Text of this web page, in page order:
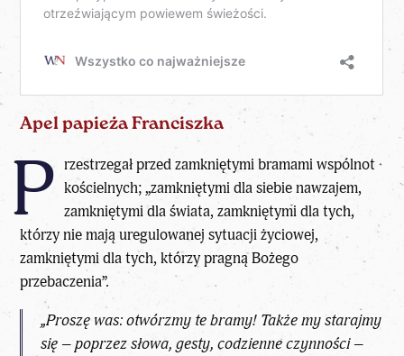
Apel papieża Franciszka
P rzestrzegał przed zamkniętymi bramami wspólnot
kościelnych; „zamkniętymi dla siebie nawzajem,
zamkniętymi dla świata, zamkniętymi dla tych,
którzy nie mają uregulowanej sytuacji życiowej,
zamkniętymi dla tych, którzy pragną Bożego
przebaczenia”.
„Proszę was: otwórzmy te bramy! Także my starajmy
się – poprzez słowa, gesty, codzienne czynności –